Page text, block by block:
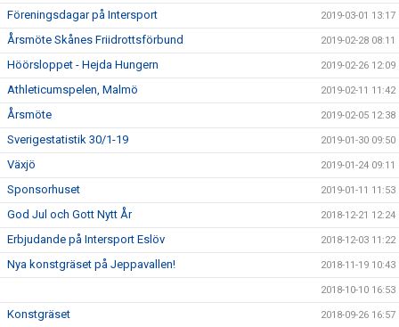
Föreningsdagar på Intersport 2019-03-01 13:17
Årsmöte Skånes Friidrottsförbund 2019-02-28 08:11
Höörsloppet - Hejda Hungern 2019-02-26 12:09
Athleticumspelen, Malmö 2019-02-11 11:42
Årsmöte 2019-02-05 12:38
Sverigestatistik 30/1-19 2019-01-30 09:50
Växjö 2019-01-24 09:11
Sponsorhuset 2019-01-11 11:53
God Jul och Gott Nytt År 2018-12-21 12:24
Erbjudande på Intersport Eslöv 2018-12-03 11:22
Nya konstgräset på Jeppavallen! 2018-11-19 10:43
2018-10-10 16:53
Konstgräset 2018-09-26 16:57